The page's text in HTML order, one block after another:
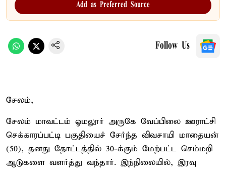
Add as Preferred Source
Follow Us
சேலம்,
சேலம் மாவட்டம் ஓமலூர் அருகே வேப்பிலை ஊராட்சி
செக்காரப்பட்டி பகுதியைச் சேர்ந்த விவசாயி மாதையன்
(50), தனது தோட்டத்தில் 30-க்கும் மேற்பட்ட செம்மறி
ஆடுகளை வளர்த்து வந்தார். இந்நிலையில், இரவு